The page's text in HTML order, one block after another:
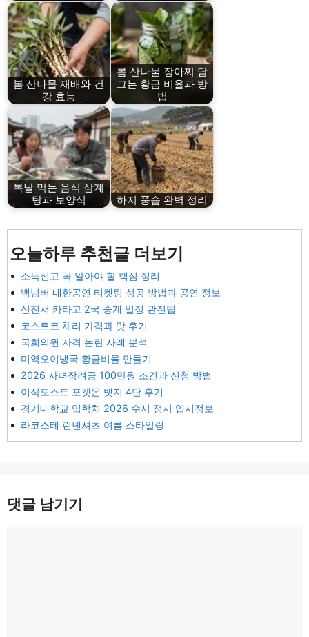
봄 산나물 재배와 건
강 효능
봄 산나물 장아찌 담
그는 황금 비율과 방
법
복날 먹는 음식 삼계
탕과 보양식
하지 풍습 완벽 정리
오늘하루 추천글 더보기
소득신고 꼭 알아야 할 핵심 정리
백넘버 내한공연 티켓팅 성공 방법과 공연 정보
신진서 카타고 2국 중계 일정 관전팁
코스트코 체리 가격과 맛 후기
국회의원 자격 논란 사례 분석
미역오이냉국 황금비율 만들기
2026 자녀장려금 100만원 조건과 신청 방법
이삭토스트 포켓몬 뱃지 4탄 후기
경기대학교 입학처 2026 수시 정시 입시정보
라코스테 린넨셔츠 여름 스타일링
댓글 남기기